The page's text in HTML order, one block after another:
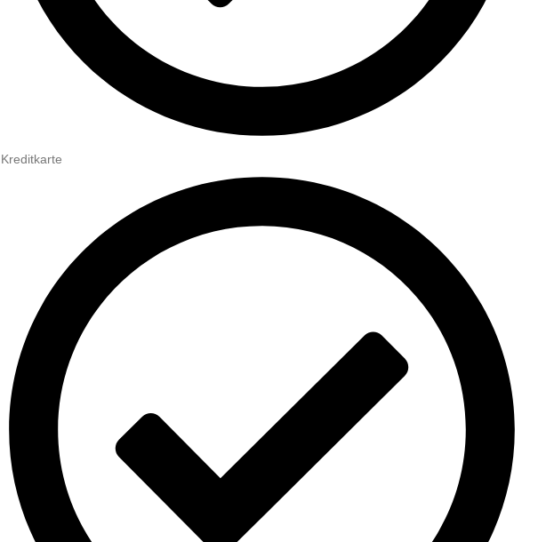
Kreditkarte